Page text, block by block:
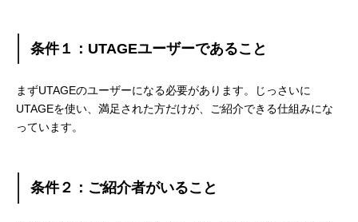
条件１：UTAGEユーザーであること
まずUTAGEのユーザーになる必要があります。じっさいに
UTAGEを使い、満足された方だけが、ご紹介できる仕組みにな
っています。
条件２：ご紹介者がいること